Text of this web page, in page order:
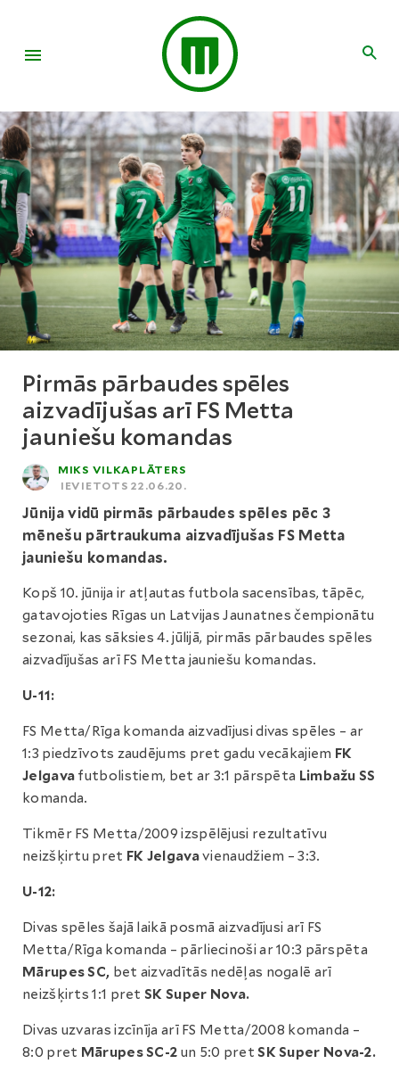
Pirmās pārbaudes spēles
aizvadījušas arī FS Metta
jauniešu komandas
MIKS VILKAPLĀTERS
IEVIETOTS 22.06.20.
Jūnija vidū pirmās pārbaudes spēles pēc 3
mēnešu pārtraukuma aizvadījušas FS Metta
jauniešu komandas.
Kopš 10. jūnija ir atļautas futbola sacensības, tāpēc,
gatavojoties Rīgas un Latvijas Jaunatnes čempionātu
sezonai, kas sāksies 4. jūlijā, pirmās pārbaudes spēles
aizvadījušas arī FS Metta jauniešu komandas.
U-11:
FS Metta/Rīga komanda aizvadījusi divas spēles – ar
1:3 piedzīvots zaudējums pret gadu vecākajiem FK
Jelgava futbolistiem, bet ar 3:1 pārspēta Limbažu SS
komanda.
Tikmēr FS Metta/2009 izspēlējusi rezultatīvu
neizšķirtu pret FK Jelgavavienaudžiem – 3:3.
U-12:
Divas spēles šajā laikā posmā aizvadījusi arī FS
Metta/Rīga komanda – pārliecinoši ar 10:3 pārspēta
Mārupes SC, bet aizvadītās nedēļas nogalē arī
neizšķirts 1:1 pretSK Super Nova.
Divas uzvaras izcīnīja arī FS Metta/2008 komanda –
8:0 pret Mārupes SC-2 un 5:0 pretSK Super Nova-2.